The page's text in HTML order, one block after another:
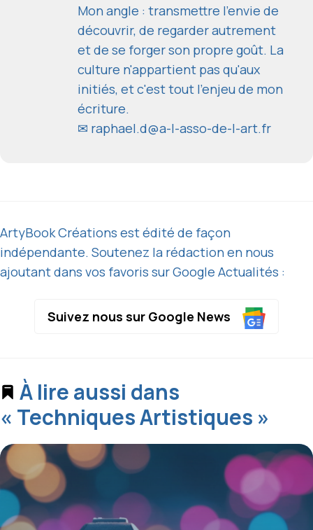
Mon angle : transmettre l'envie de
découvrir, de regarder autrement
et de se forger son propre goût. La
culture n'appartient pas qu'aux
initiés, et c'est tout l'enjeu de mon
écriture.
✉ raphael.d@a-l-asso-de-l-art.fr
ArtyBook Créations est édité de façon
indépendante. Soutenez la rédaction en nous
ajoutant dans vos favoris sur Google Actualités :
Suivez nous sur Google News
À lire aussi dans
« Techniques Artistiques »